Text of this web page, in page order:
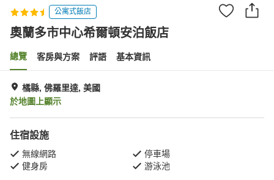
公寓式飯店
奧蘭多市中心希爾頓安泊飯店
總覽 客房與方案 評語 基本資訊
橘縣, 佛羅里達, 美國
於地圖上顯示
住宿設施
無線網路
停車場
健身房
游泳池